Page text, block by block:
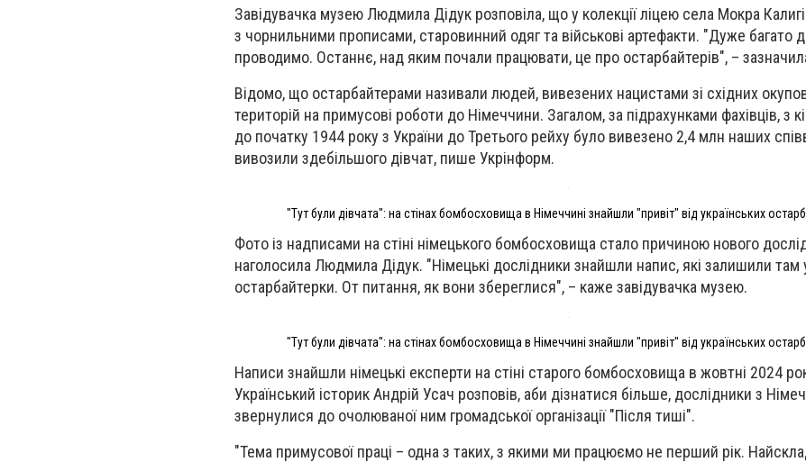
Завідувачка музею Людмила Дідук розповіла, що у колекції ліцею села Мокра
з чорнильними прописами, старовинний одяг та військові артефакти. "Дуже багато
проводимо. Останнє, над яким почали працювати, це про остарбайтерів", –
Відомо, що остарбайтерами називали людей, вивезених нацистами зі східних
територій на примусові роботи до Німеччини. Загалом, за підрахунками фахівців, з
до початку 1944 року з України до Третього рейху було вивезено 2,4 млн наших
вивозили здебільшого дівчат, пише Укрінформ.
"Тут були дівчата": на стінах бомбосховища в Німеччині знайшли "привіт" від українських
Фото із надписами на стіні німецького бомбосховища стало причиною нового
наголосила Людмила Дідук. "Німецькі дослідники знайшли напис, які залишили там
остарбайтерки. От питання, як вони збереглися", – каже завідувачка музею.
"Тут були дівчата": на стінах бомбосховища в Німеччині знайшли "привіт" від українських
Написи знайшли німецькі експерти на стіні старого бомбосховища в жовтні 2024
Український історик Андрій Усач розповів, аби дізнатися більше, дослідники з
звернулися до очолюваної ним громадської організації "Після тиші".
"Тема примусової праці – одна з таких, з якими ми працюємо не перший рік.